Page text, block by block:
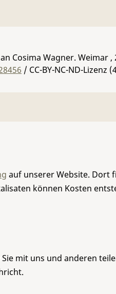
Cosima Wagner. Weimar ,
/ CC-BY-NC-ND-Lizenz
auf unserer Website. Dort
können Kosten
mit uns und anderen